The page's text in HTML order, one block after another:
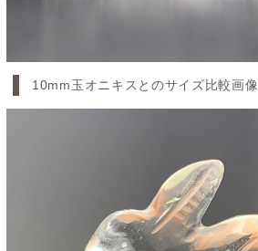
10mm玉オニキスとのサイズ比較画像